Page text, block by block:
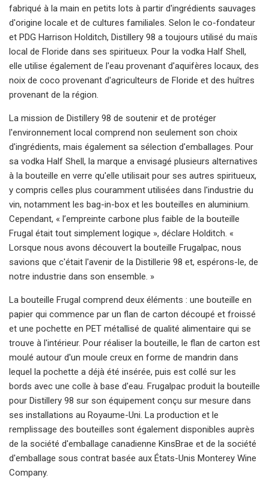
fabriqué à la main en petits lots à partir d'ingrédients sauvages
d'origine locale et de cultures familiales. Selon le co-fondateur
et PDG Harrison Holditch, Distillery 98 a toujours utilisé du maïs
local de Floride dans ses spiritueux. Pour la vodka Half Shell,
elle utilise également de l'eau provenant d'aquifères locaux, des
noix de coco provenant d'agriculteurs de Floride et des huîtres
provenant de la région.
La mission de Distillery 98 de soutenir et de protéger
l'environnement local comprend non seulement son choix
d'ingrédients, mais également sa sélection d'emballages. Pour
sa vodka Half Shell, la marque a envisagé plusieurs alternatives
à la bouteille en verre qu'elle utilisait pour ses autres spiritueux,
y compris celles plus couramment utilisées dans l'industrie du
vin, notamment les bag-in-box et les bouteilles en aluminium.
Cependant, « l’empreinte carbone plus faible de la bouteille
Frugal était tout simplement logique », déclare Holditch. «
Lorsque nous avons découvert la bouteille Frugalpac, nous
savions que c'était l'avenir de la Distillerie 98 et, espérons-le, de
notre industrie dans son ensemble. »
La bouteille Frugal comprend deux éléments : une bouteille en
papier qui commence par un flan de carton découpé et froissé
et une pochette en PET métallisé de qualité alimentaire qui se
trouve à l'intérieur. Pour réaliser la bouteille, le flan de carton est
moulé autour d'un moule creux en forme de mandrin dans
lequel la pochette a déjà été insérée, puis est collé sur les
bords avec une colle à base d'eau. Frugalpac produit la bouteille
pour Distillery 98 sur son équipement conçu sur mesure dans
ses installations au Royaume-Uni. La production et le
remplissage des bouteilles sont également disponibles auprès
de la société d'emballage canadienne KinsBrae et de la société
d'emballage sous contrat basée aux États-Unis Monterey Wine
Company.